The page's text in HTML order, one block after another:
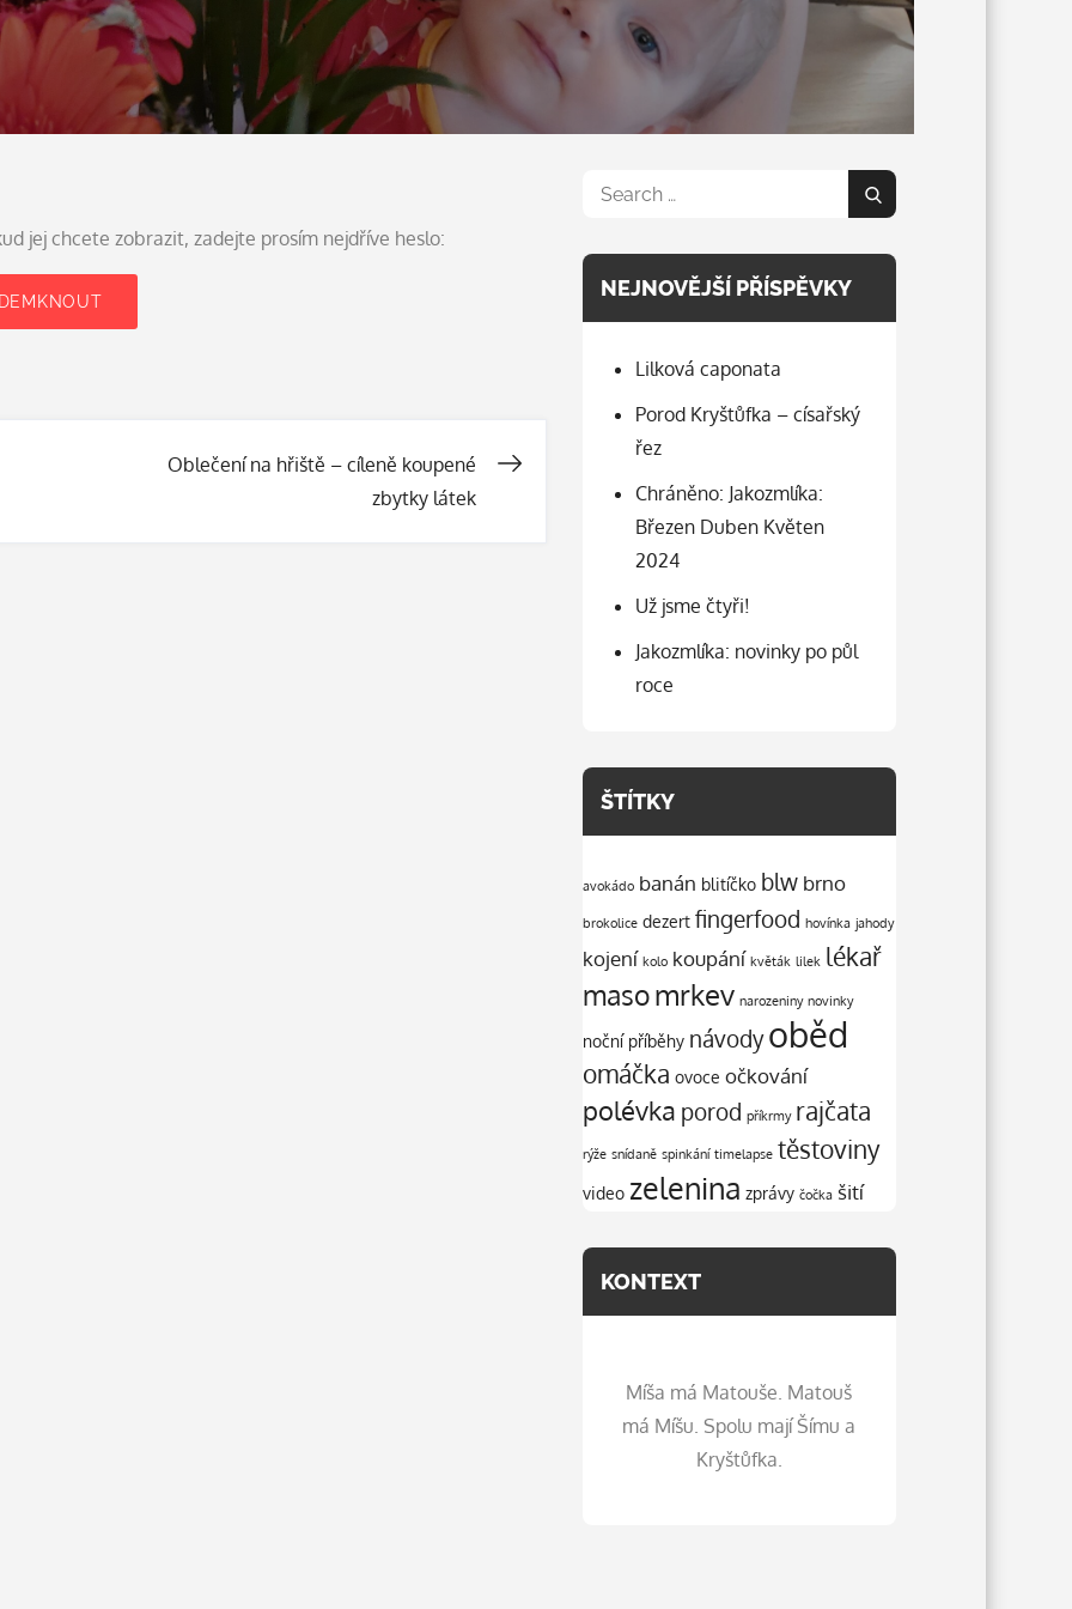
jej chcete zobrazit, zadejte prosím nejdříve heslo:
Oblečení na hřiště – cíleně koupené
zbytky látek
Search
Search
NEJNOVĚJŠÍ PŘÍSPĚVKY
Lilková caponata
Porod Kryštůfka – císařský
řez
Chráněno: Jakozmlíka:
Březen Duben Květen
2024
Už jsme čtyři!
Jakozmlíka: novinky po půl
roce
ŠTÍTKY
avokádo banán blitíčko blw brno
brokolice dezert fingerfood hovínka jahody
kojení kolo koupání květák lilek lékař
masomrkev narozeniny novinky
noční příběhy návody oběd
omáčka ovoce očkování
polévka porod příkrmy rajčata
rýže snídaně spinkání timelapse těstoviny
video zelenina zprávy čočka šití
KONTEXT
Míša má Matouše. Matouš
má Míšu. Spolu mají Šímu a
Kryštůfka.